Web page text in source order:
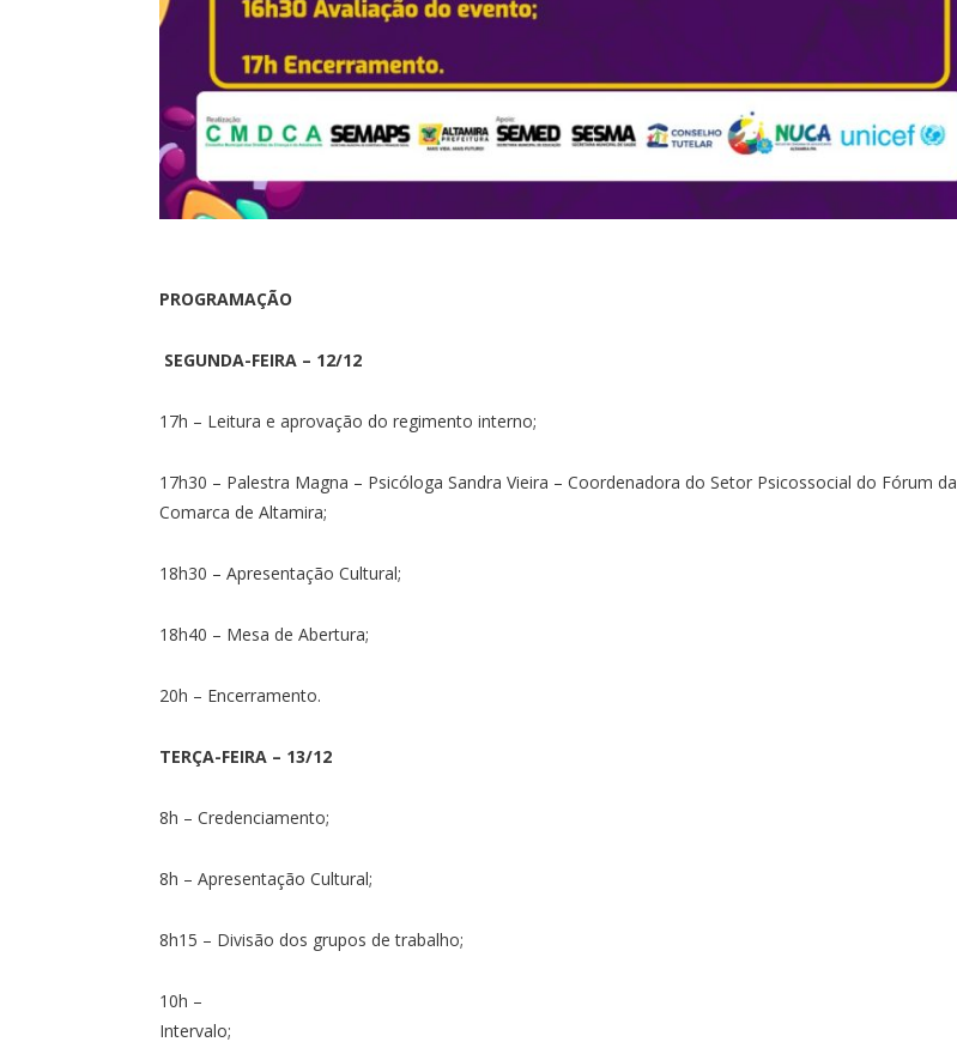
PROGRAMAÇÃO
SEGUNDA-FEIRA – 12/12
17h – Leitura e aprovação do regimento interno;
17h30 – Palestra Magna – Psicóloga Sandra Vieira – Coordenadora do Setor Psicossocial do Fórum da
Comarca de Altamira;
18h30 – Apresentação Cultural;
18h40 – Mesa de Abertura;
20h – Encerramento.
TERÇA-FEIRA – 13/12
8h – Credenciamento;
8h – Apresentação Cultural;
8h15 – Divisão dos grupos de trabalho;
10h –
Intervalo;